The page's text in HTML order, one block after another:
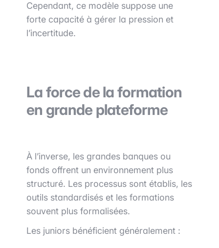
Cependant, ce modèle suppose une
forte capacité à gérer la pression et
l’incertitude.
La force de la formation
en grande plateforme
À l’inverse, les grandes banques ou
fonds offrent un environnement plus
structuré. Les processus sont établis, les
outils standardisés et les formations
souvent plus formalisées.
Les juniors bénéficient généralement :